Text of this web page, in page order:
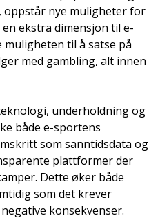
oppstår nye muligheter for
ekstra dimensjon til e-
til å satse på
med gambling, alt innen
underholdning og
både e-sportens
som sanntidsdata og
plattformer der
Dette øker både
som det krever
konsekvenser.